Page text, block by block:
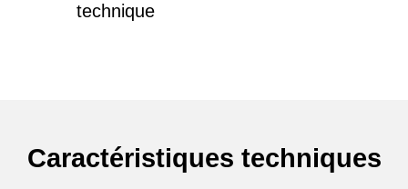
technique
Caractéristiques techniques